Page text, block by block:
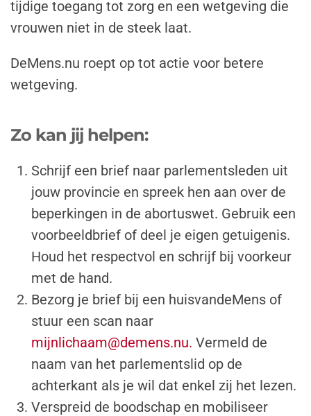
tijdige toegang tot zorg en een wetgeving die
vrouwen niet in de steek laat.
DeMens.nu roept op tot actie voor betere
wetgeving.
Zo kan jij helpen:
Schrijf een brief naar parlementsleden uit
jouw provincie en spreek hen aan over de
beperkingen in de abortuswet. Gebruik een
voorbeeldbrief of deel je eigen getuigenis.
Houd het respectvol en schrijf bij voorkeur
met de hand.
Bezorg je brief bij een huisvandeMens of
stuur een scan naar
mijnlichaam@demens.nu. Vermeld de
naam van het parlementslid op de
achterkant als je wil dat enkel zij het lezen.
Verspreid de boodschap en mobiliseer